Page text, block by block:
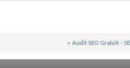
« Audit SEO Gratuit -